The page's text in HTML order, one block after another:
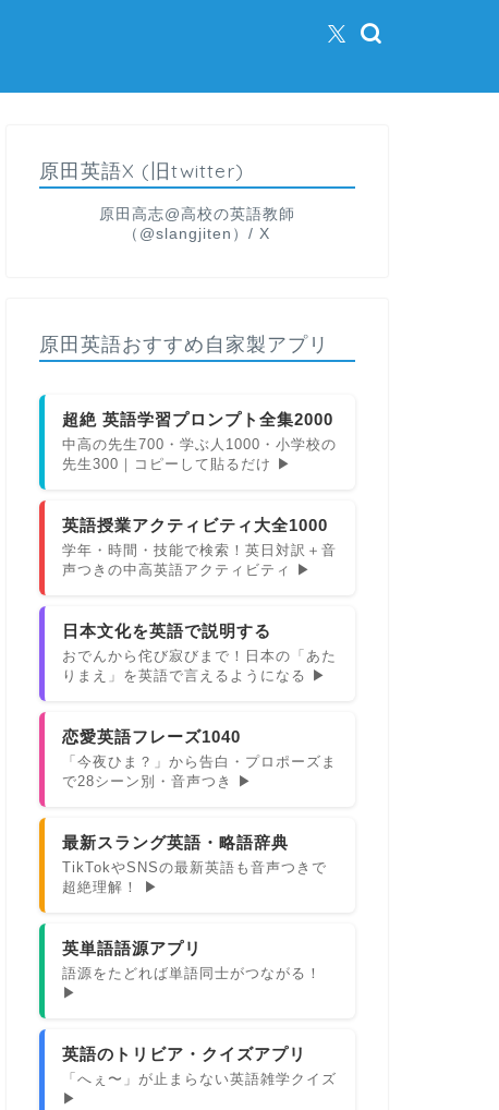
原田英語X (旧twitter)
原田高志@高校の英語教師
（@slangjiten）/ X
原田英語おすすめ自家製アプリ
超絶 英語学習プロンプト全集2000
中高の先生700・学ぶ人1000・小学校の
先生300｜コピーして貼るだけ ▶
英語授業アクティビティ大全1000
学年・時間・技能で検索！英日対訳＋音
声つきの中高英語アクティビティ ▶
日本文化を英語で説明する
おでんから侘び寂びまで！日本の「あた
りまえ」を英語で言えるようになる ▶
恋愛英語フレーズ1040
「今夜ひま？」から告白・プロポーズま
で28シーン別・音声つき ▶
最新スラング英語・略語辞典
TikTokやSNSの最新英語も音声つきで
超絶理解！ ▶
英単語語源アプリ
語源をたどれば単語同士がつながる！
▶
英語のトリビア・クイズアプリ
「へぇ〜」が止まらない英語雑学クイズ
▶